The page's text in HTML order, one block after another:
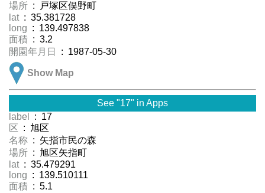
場所 : 戸塚区俣野町
lat : 35.381728
long : 139.497838
面積 : 3.2
開園年月日
: 1987-05-30
Show Map
See "17" in Apps
label
: 17
区 : 旭区
名称 : 矢指市民の森
場所 : 旭区矢指町
lat : 35.479291
long : 139.510111
面積 : 5.1